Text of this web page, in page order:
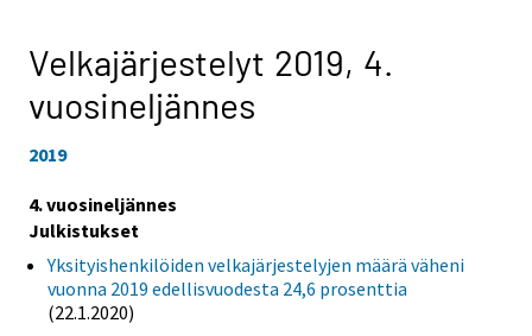
Velkajärjestelyt 2019, 4.
vuosineljännes
2019
4. vuosineljännes
Julkistukset
Yksityishenkilöiden velkajärjestelyjen määrä väheni
vuonna 2019 edellisvuodesta 24,6 prosenttia
(22.1.2020)